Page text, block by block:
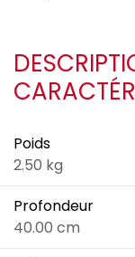
Poids
2.50 kg
Profondeur
40.00 cm